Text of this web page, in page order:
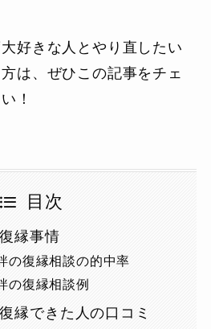
好きな人とやり直したい
は、ぜひこの記事をチェ
！
目次
縁事情
の復縁相談の的中率
の復縁相談例
縁できた人の口コミ